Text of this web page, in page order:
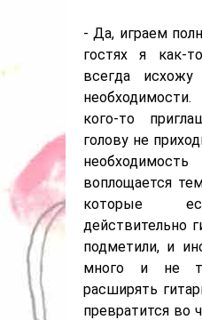
- Да, играем
гостях я как-
всегда исхожу
кого-то
голову не
воплощается
которые
действительно
подметили, и
много и не
расширять
превратится во